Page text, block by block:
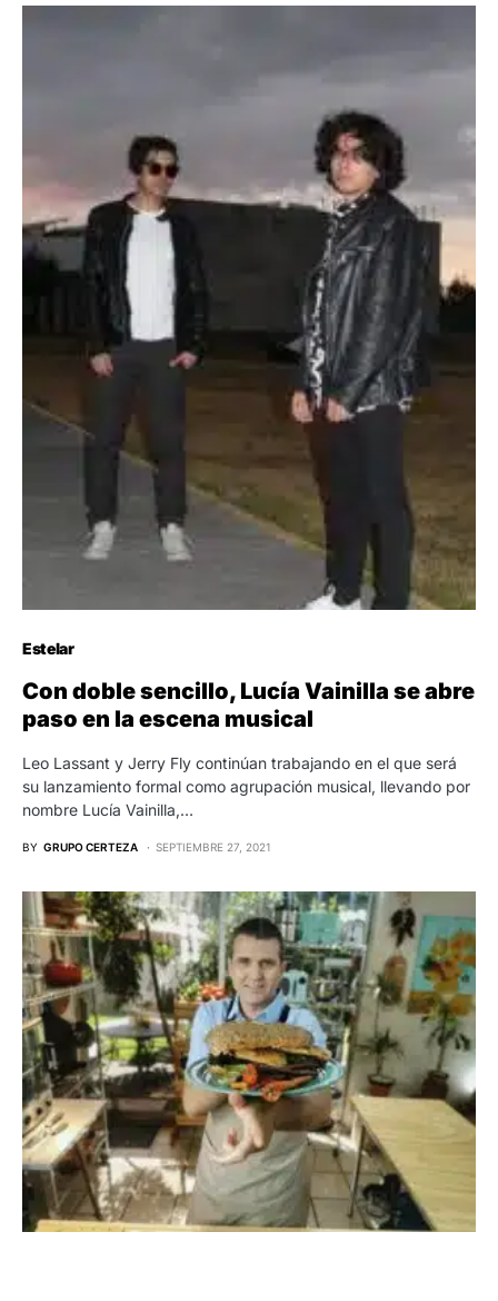
Estelar
Con doble sencillo, Lucía Vainilla se abre
paso en la escena musical
Leo Lassant y Jerry Fly continúan trabajando en el que será
su lanzamiento formal como agrupación musical, llevando por
nombre Lucía Vainilla,…
BY GRUPO CERTEZA SEPTIEMBRE 27, 2021